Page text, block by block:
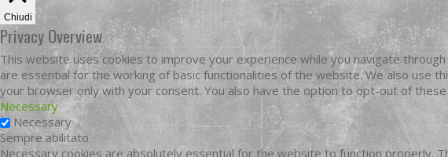
Chiudi
Privacy Overview
This website uses cookies to improve your experience while you navigate
are essential for the working of basic functionalities of the website. We also use
your browser only with your consent. You also have the option to opt-out of
Necessary
Necessary
Sempre abilitato
Necessary cookies are absolutely essential for the website to function properly.